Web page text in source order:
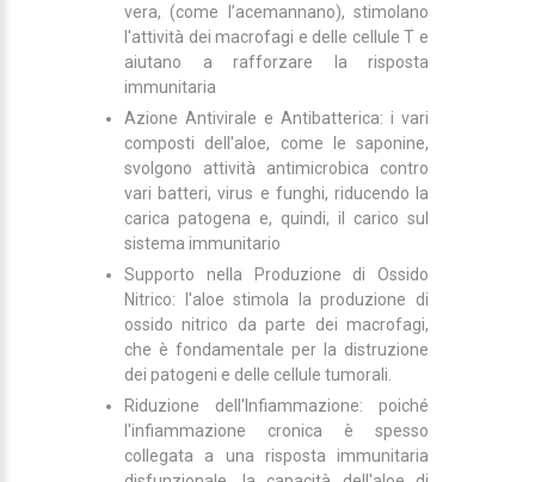
vera, (come l’acemannano), stimolano
l'attività dei macrofagi e delle cellule T e
aiutano a rafforzare la risposta
immunitaria
Azione Antivirale e Antibatterica: i vari
composti dell'aloe, come le saponine,
svolgono attività antimicrobica contro
vari batteri, virus e funghi, riducendo la
carica patogena e, quindi, il carico sul
sistema immunitario
Supporto nella Produzione di Ossido
Nitrico: l'aloe stimola la produzione di
ossido nitrico da parte dei macrofagi,
che è fondamentale per la distruzione
dei patogeni e delle cellule tumorali.
Riduzione dell'Infiammazione: poiché
l'infiammazione cronica è spesso
collegata a una risposta immunitaria